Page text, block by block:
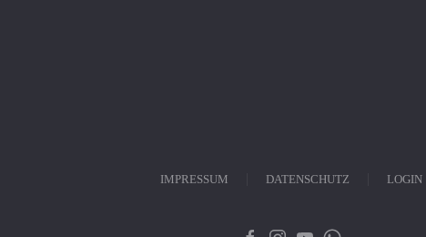
IMPRESSUM DATENSCHUTZ LOGIN